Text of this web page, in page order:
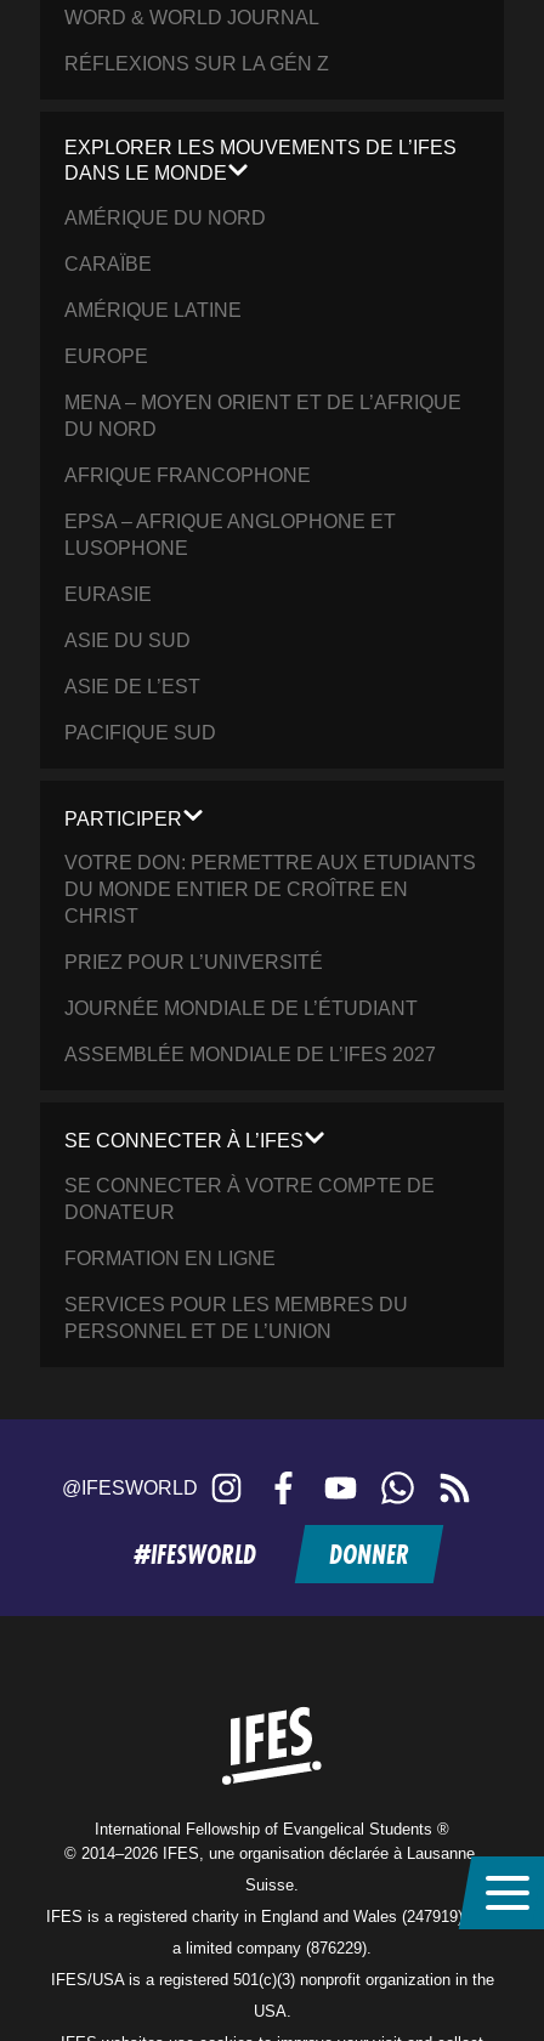
WORD & WORLD JOURNAL
RÉFLEXIONS SUR LA GÉN Z
EXPLORER LES MOUVEMENTS DE L’IFES
DANS LE MONDE
AMÉRIQUE DU NORD
CARAÏBE
AMÉRIQUE LATINE
EUROPE
MENA – MOYEN ORIENT ET DE L’AFRIQUE
DU NORD
AFRIQUE FRANCOPHONE
EPSA – AFRIQUE ANGLOPHONE ET
LUSOPHONE
EURASIE
ASIE DU SUD
ASIE DE L’EST
PACIFIQUE SUD
PARTICIPER
VOTRE DON: PERMETTRE AUX ETUDIANTS
DU MONDE ENTIER DE CROÎTRE EN
CHRIST
PRIEZ POUR L’UNIVERSITÉ
JOURNÉE MONDIALE DE L’ÉTUDIANT
ASSEMBLÉE MONDIALE DE L’IFES 2027
SE CONNECTER À L’IFES
SE CONNECTER À VOTRE COMPTE DE
DONATEUR
FORMATION EN LIGNE
SERVICES POUR LES MEMBRES DU
PERSONNEL ET DE L’UNION
@IFESWORLD Instagram FacebookYouTubeWhatsApp
feed
#IFESWORLD DONNER
International Fellowship of Evangelical Students ®
© 2014–2026 IFES, une organisation déclarée à Lausanne,
Suisse.
IFES is a registered charity in England and Wales (247919), and
a limited company (876229).
IFES/USA is a registered 501(c)(3) nonprofit organization in the
USA.